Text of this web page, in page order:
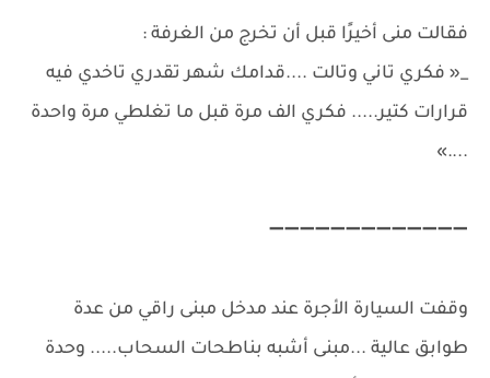
فقالت منى أخيرًا قبل أن تخرج من الغرفة :
_« فكري تاني وتالت ....قدامك شهر تقدري تاخدي فيه
قرارات كتير..... فكري الف مرة قبل ما تغلطي مرة واحدة
....»
➖➖➖➖➖➖➖➖➖➖➖➖➖
وقفت السيارة الأجرة عند مدخل مبنى راقي من عدة
طوابق عالية ...مبنى أشبه بناطحات السحاب..... وحدة